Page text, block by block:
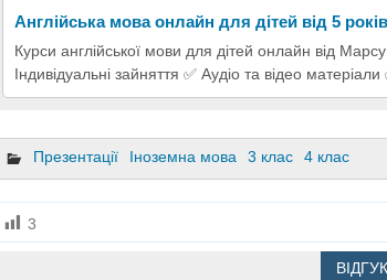
Англійська мова онлайн для дітей від 5
Курси англійської мови для дітей онлайн від
Індивідуальні зайняття ✅ Аудіо та відео матеріали
Презентації Іноземна мова 3 клас 4 клас
3